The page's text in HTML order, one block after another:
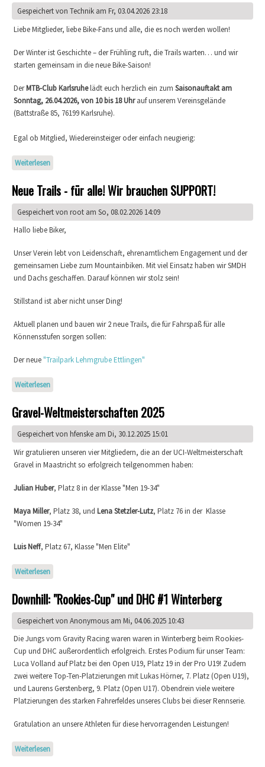
Gespeichert von Technik am Fr, 03.04.2026 23:18
Liebe Mitglieder, liebe Bike-Fans und alle, die es noch werden wollen!
Der Winter ist Geschichte – der Frühling ruft, die Trails warten… und wir
starten gemeinsam in die neue Bike-Saison!
DerMTB-Club Karlsruhelädt euch herzlich ein zumSaisonauftakt am
Sonntag, 26.04.2026, von 10 bis 18 Uhrauf unserem Vereinsgelände
(Battstraße 85, 76199 Karlsruhe).
Egal ob Mitglied, Wiedereinsteiger oder einfach neugierig:
Weiterlesen
Neue Trails - für alle! Wir brauchen SUPPORT!
Gespeichert von root am So, 08.02.2026 14:09
Hallo liebe Biker,
Unser Verein lebt von Leidenschaft, ehrenamtlichem Engagement und der
gemeinsamen Liebe zum Mountainbiken. Mit viel Einsatz haben wir SMDH
und Dachs geschaffen. Darauf können wir stolz sein!
Stillstand ist aber nicht unser Ding!
Aktuell planen und bauen wir 2 neue Trails, die für Fahrspaß für alle
Könnensstufen sorgen sollen:
Der neue"Trailpark Lehmgrube Ettlingen"
Weiterlesen
Gravel-Weltmeisterschaften 2025
Gespeichert von hfenske am Di, 30.12.2025 15:01
Wir gratulieren unseren vier Mitgliedern, die an der UCI-Weltmeisterschaft
Gravel in Maastricht so erfolgreich teilgenommen haben:
Julian Huber, Platz 8 in der Klasse "Men 19-34"
Maya Miller, Platz 38, undLena Stetzler-Lutz, Platz 76 in der Klasse
"Women 19-34"
Luis Neff, Platz 67, Klasse "Men Elite"
Weiterlesen
Downhill: "Rookies-Cup" und DHC #1 Winterberg
Gespeichert von Anonymous am Mi, 04.06.2025 10:43
Die Jungs vom Gravity Racing waren waren in Winterberg beim Rookies-
Cup und DHC außerordentlich erfolgreich. Erstes Podium für unser Team:
Luca Volland auf Platz bei den Open U19, Platz 19 in der Pro U19! Zudem
zwei weitere Top-Ten-Platzierungen mit Lukas Hörner, 7. Platz (Open U19),
und Laurens Gerstenberg, 9. Platz (Open U17). Obendrein viele weitere
Platzierungen des starken Fahrerfeldes unseres Clubs bei dieser Rennserie.
Gratulation an unsere Athleten für diese hervorragenden Leistungen!
Weiterlesen